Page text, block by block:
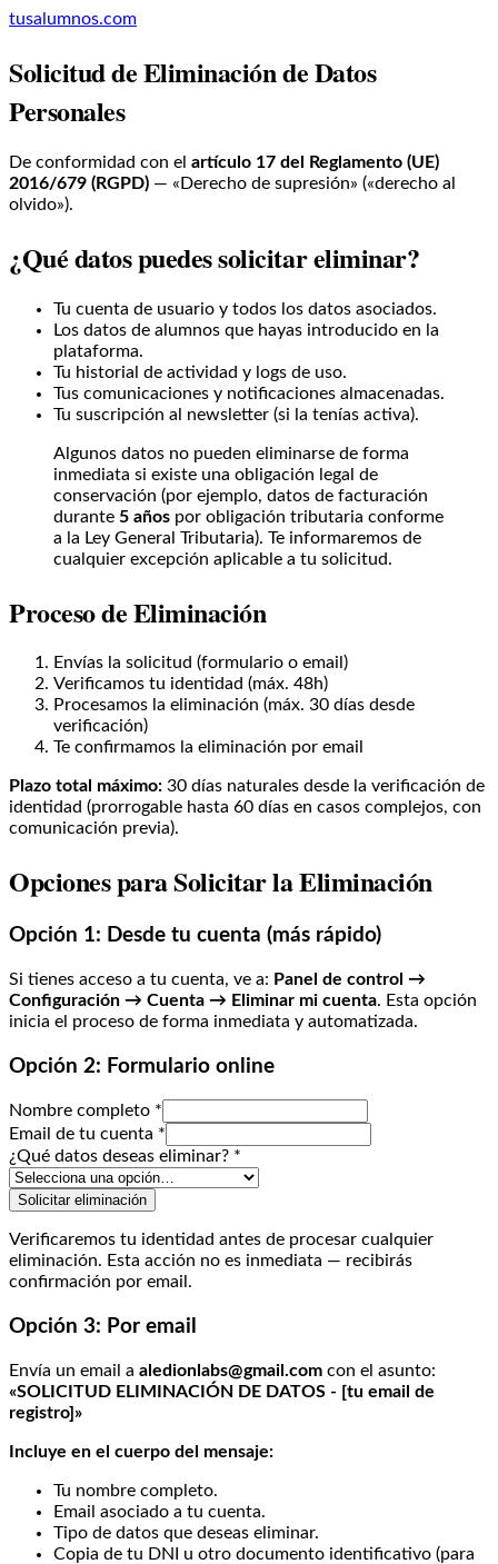
tusalumnos.com
Solicitud de Eliminación de Datos
Personales
De conformidad con el artículo 17 del Reglamento (UE)
2016/679 (RGPD) — «Derecho de supresión» («derecho al
olvido»).
¿Qué datos puedes solicitar eliminar?
Tu cuenta de usuario y todos los datos asociados.
Los datos de alumnos que hayas introducido en la
plataforma.
Tu historial de actividad y logs de uso.
Tus comunicaciones y notificaciones almacenadas.
Tu suscripción al newsletter (si la tenías activa).
Algunos datos no pueden eliminarse de forma
inmediata si existe una obligación legal de
conservación (por ejemplo, datos de facturación
durante 5 años por obligación tributaria conforme
a la Ley General Tributaria). Te informaremos de
cualquier excepción aplicable a tu solicitud.
Proceso de Eliminación
Envías la solicitud (formulario o email)
Verificamos tu identidad (máx. 48h)
Procesamos la eliminación (máx. 30 días desde
verificación)
Te confirmamos la eliminación por email
Plazo total máximo: 30 días naturales desde la verificación de
identidad (prorrogable hasta 60 días en casos complejos, con
comunicación previa).
Opciones para Solicitar la Eliminación
Opción 1: Desde tu cuenta (más rápido)
Si tienes acceso a tu cuenta, ve a: Panel de control →
Configuración → Cuenta → Eliminar mi cuenta. Esta opción
inicia el proceso de forma inmediata y automatizada.
Opción 2: Formulario online
Nombre completo *
Email de tu cuenta *
¿Qué datos deseas eliminar? *
Solicitar eliminación
Verificaremos tu identidad antes de procesar cualquier
eliminación. Esta acción no es inmediata — recibirás
confirmación por email.
Opción 3: Por email
Envía un email a aledionlabs@gmail.com con el asunto:
«SOLICITUD ELIMINACIÓN DE DATOS - [tu email de
registro]»
Incluye en el cuerpo del mensaje:
Tu nombre completo.
Email asociado a tu cuenta.
Tipo de datos que deseas eliminar.
Copia de tu DNI u otro documento identificativo (para